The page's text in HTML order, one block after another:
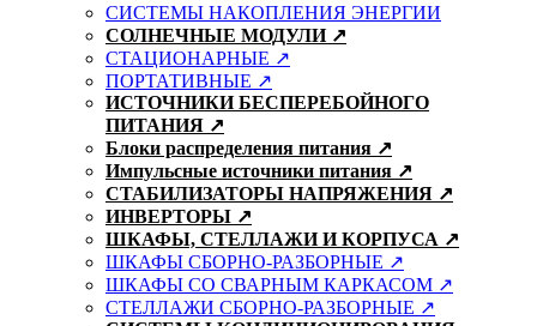
СИСТЕМЫ НАКОПЛЕНИЯ ЭНЕРГИИ
СОЛНЕЧНЫЕ МОДУЛИ ↗
СТАЦИОНАРНЫЕ ↗
ПОРТАТИВНЫЕ ↗
ИСТОЧНИКИ БЕСПЕРЕБОЙНОГО
ПИТАНИЯ ↗
Блоки распределения питания ↗
Импульсные источники питания ↗
СТАБИЛИЗАТОРЫ НАПРЯЖЕНИЯ ↗
ИНВЕРТОРЫ ↗
ШКАФЫ, СТЕЛЛАЖИ И КОРПУСА ↗
ШКАФЫ СБОРНО-РАЗБОРНЫЕ ↗
ШКАФЫ СО СВАРНЫМ КАРКАСОМ ↗
СТЕЛЛАЖИ СБОРНО-РАЗБОРНЫЕ ↗